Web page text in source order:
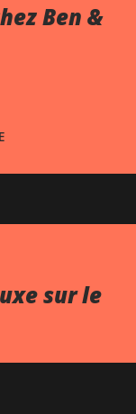
Ben &
sur le